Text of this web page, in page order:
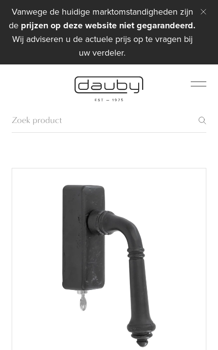
Vanwege de huidige marktomstandigheden zijn
de prijzen op deze website niet gegarandeerd.
Wij adviseren u de actuele prijs op te vragen bij
uw verdeler.